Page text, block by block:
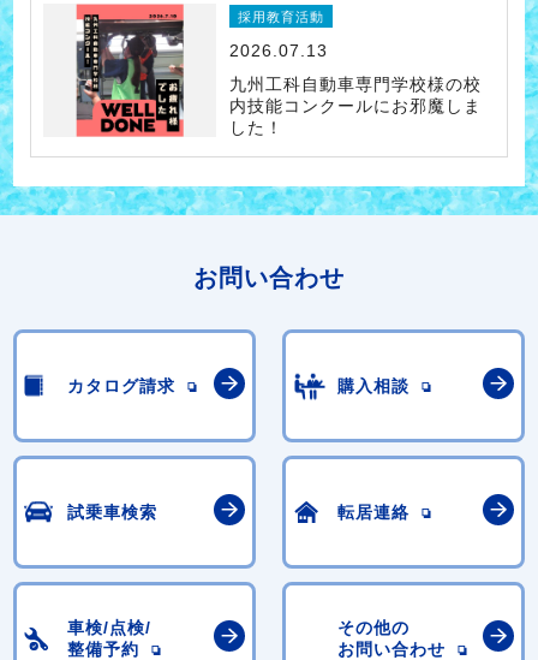
採用教育活動
2026.07.13
九州工科自動車専門学校様の校
内技能コンクールにお邪魔しま
した！
お問い合わせ
カタログ請求 購入相談
試乗車検索 転居連絡
車検/点検/
整備予約
その他の
お問い合わせ